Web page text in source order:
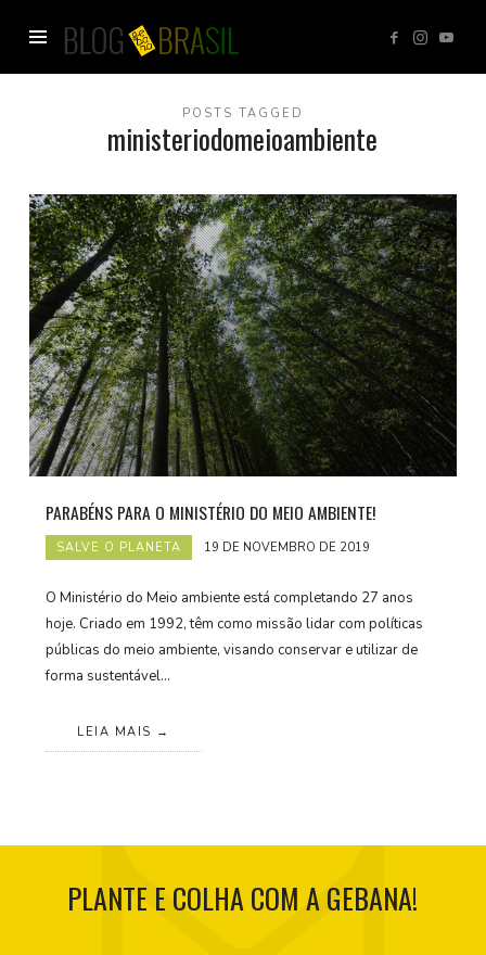
Blog
GEBANA
POSTS TAGGED
ministeriodomeioambiente
PARABÉNS PARA O MINISTÉRIO DO MEIO AMBIENTE!
SALVE O PLANETA 19 DE NOVEMBRO DE 2019
O Ministério do Meio ambiente está completando 27 anos
hoje. Criado em 1992, têm como missão lidar com políticas
públicas do meio ambiente, visando conservar e utilizar de
forma sustentável…
LEIA MAIS
PLANTE E COLHA COM A GEBANA!